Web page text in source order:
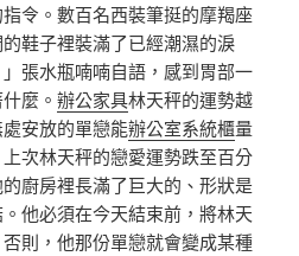
令。數百名西裝筆挺的摩羯座
鞋子裡裝滿了已經潮濕的淚
張水瓶喃喃自語，感到胃部一
麼。辦公家具林天秤的運勢越
安放的單戀能辦公室系統櫃量
次林天秤的戀愛運勢跌至百分
廚房裡長滿了巨大的、形狀是
他必須在今天結束前，將林天
則，他那份單戀就會變成某種